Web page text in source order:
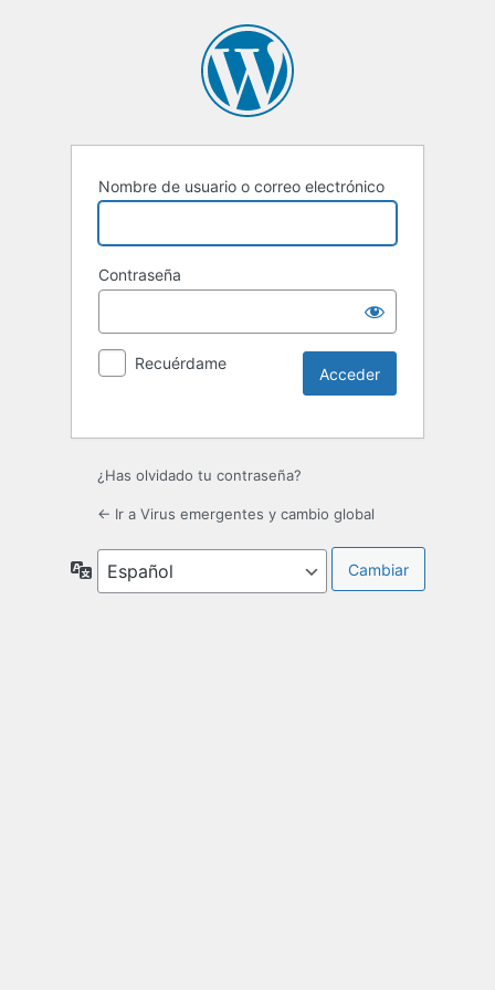
Nombre de usuario o correo electrónico
Contraseña
Recuérdame
¿Has olvidado tu contraseña?
← Ir a Virus emergentes y cambio global
Idioma